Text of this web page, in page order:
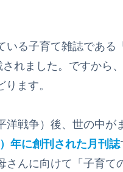
いる子育て雑誌である「
されました。ですから
ります。
戦争）後、世の中が
年に創刊された月刊誌
んに向けて「子育て